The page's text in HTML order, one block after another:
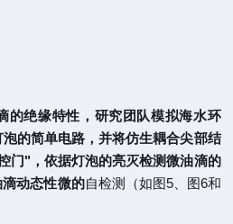
的绝缘特性，研究团队模拟海水环
的简单电路，并将仿生耦合尖部结
门"，依据灯泡的亮灭检测微油滴的
动态性微的自检测（如图5、图6和